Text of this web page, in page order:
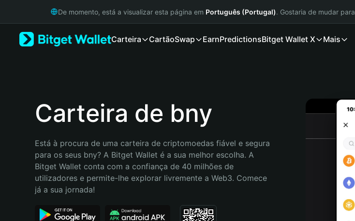
Русский
Bahasa Indonesia
Español (Argentina)
De momento, está a visualizar esta página em Português (Portugal). Gostaria de mudar para
Carteira CartãoSwap EarnPredictionsBitget Wallet X Mais
Carteira de bny
Está à procura de uma carteira de criptomoedas fiável e segura
para os seus bny? A Bitget Wallet é a sua melhor escolha. A
Bitget Wallet conta com a confiança de 40 milhões de
utilizadores e permite-lhe explorar livremente a Web3. Comece
já a sua jornada!